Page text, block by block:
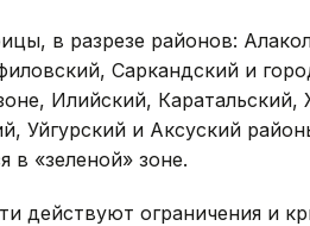
в разрезе районов:
Саркандский и
Илийский,
Уйгурский и Аксуский
в «зеленой» зоне.
действуют ограничения и